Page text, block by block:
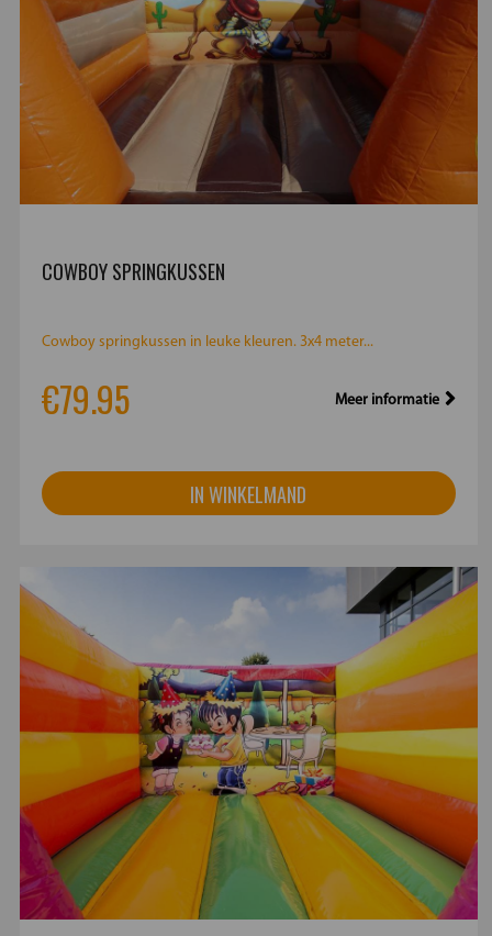
COWBOY SPRINGKUSSEN
Cowboy springkussen in leuke kleuren. 3x4 meter...
€79.95 Meer informatie
IN WINKELMAND